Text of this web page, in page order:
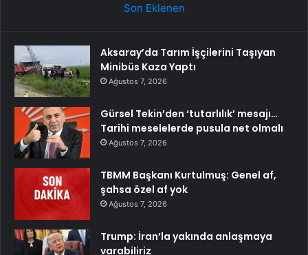
Son Eklenen
Aksaray’da Tarım İşçilerini Taşıyan
Minibüs Kaza Yaptı
Ağustos 7, 2026
Gürsel Tekin’den ‘tutarlılık’ mesajı…
Tarihi meselelerde pusula net olmalı
Ağustos 7, 2026
TBMM Başkanı Kurtulmuş: Genel af,
şahsa özel af yok
Ağustos 7, 2026
Trump: İran’la yakında anlaşmaya
varabiliriz